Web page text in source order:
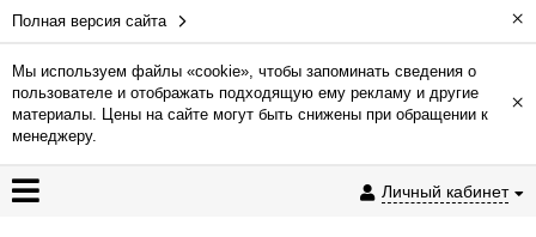
Полная версия сайта ×
Мы используем файлы «cookie», чтобы запоминать сведения о
пользователе и отображать подходящую ему рекламу и другие
материалы. Цены на сайте могут быть снижены при обращении к
менеджеру.
×
Личный кабинет
Гарантия
Доставка
и